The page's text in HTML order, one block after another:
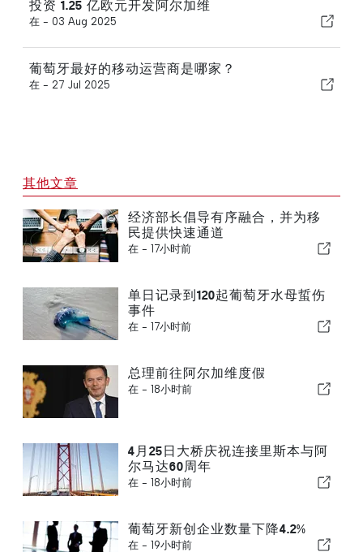
投资 1.25 亿欧元开发阿尔加维
在 - 03 Aug 2025
葡萄牙最好的移动运营商是哪家？
在 - 27 Jul 2025
其他文章
经济部长倡导有序融合，并为移
民提供快速通道
在 - 17小时前
单日记录到120起葡萄牙水母蜇伤
事件
在 - 17小时前
总理前往阿尔加维度假
在 - 18小时前
4月25日大桥庆祝连接里斯本与阿
尔马达60周年
在 - 18小时前
葡萄牙新创企业数量下降4.2%
在 - 19小时前